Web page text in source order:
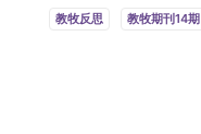
教牧反思 教牧期刊14期